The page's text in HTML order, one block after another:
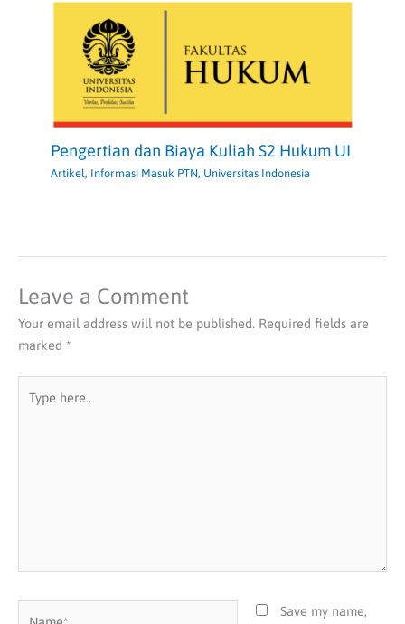
Pengertian dan Biaya Kuliah S2 Hukum UI
Artikel, Informasi Masuk PTN, Universitas Indonesia
Leave a Comment
Your email address will not be published. Required fields are
marked *
here..
Save my name,